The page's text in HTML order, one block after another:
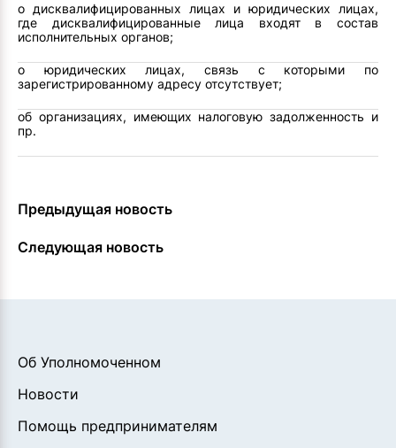
о дисквалифицированных лицах и юридических лицах,
где дисквалифицированные лица входят в состав
исполнительных органов;
о юридических лицах, связь с которыми по
зарегистрированному адресу отсутствует;
об организациях, имеющих налоговую задолженность и
пр.
Предыдущая новость
Следующая новость
Об Уполномоченном
Новости
Помощь предпринимателям